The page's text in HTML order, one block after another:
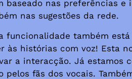
baseado nas preferências e
nas sugestões da rede.
funcionalidade também
às histórias com voz! Esta
a interacção. Já estamos
pelos fãs dos vocais.